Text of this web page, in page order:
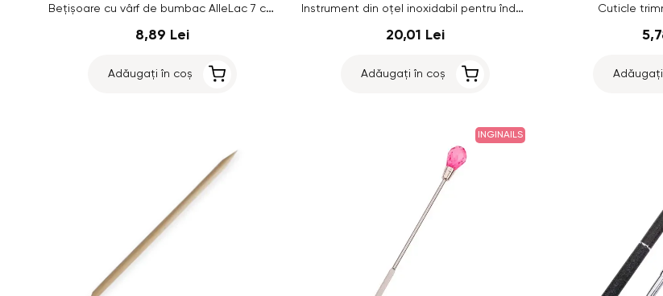
Bețișoare cu vârf de bumbac AlleLac 7 cm, 100 buc.
8,89 Lei
Adăugați în coș
Instrument din oțel inoxidabil pentru îndepărtarea gelului
20,01 Lei
Adăugați în coș
Cuticle
INGINAILS